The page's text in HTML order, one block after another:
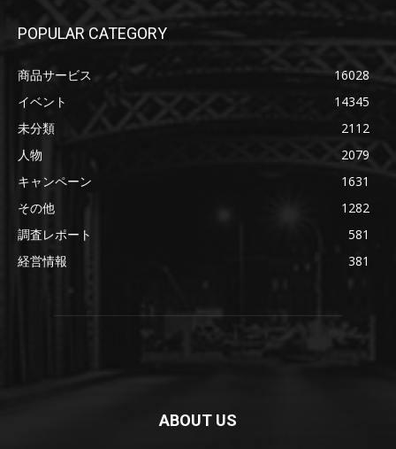
POPULAR CATEGORY
商品サービス
16028
イベント
14345
未分類
2112
人物
2079
キャンペーン
1631
その他
1282
調査レポート
581
経営情報
381
ABOUT US